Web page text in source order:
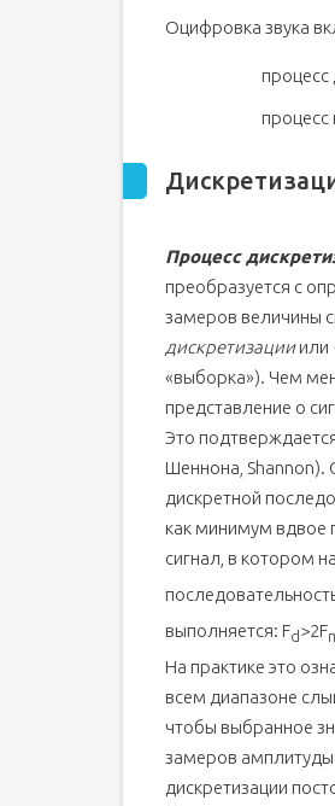
Кодирование
Параметры,
код ]
Общие
Реставрация
Оцифровка звука
процесс
процесс
Процесс
преобразуется с
замеров величины
дискретизацииили
«выборка»). Чем
представление о
Это
Шеннона, Shannon).
дискретной
как минимум вдвое
сигнал, в котором
выполняется: Fd >2F
На практике это
всем диапазоне
чтобы выбранное
замеров амплитуды
дискретизации